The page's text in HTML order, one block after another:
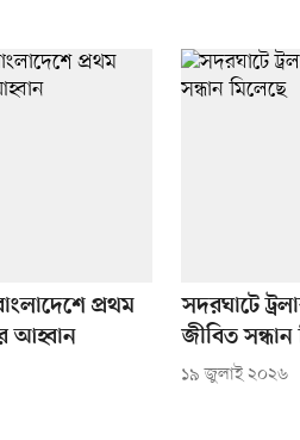
প্রথম
আহ্বান
সদরঘাটে
জীবিত সন্ধান
১৯ জুলাই ২০২৬